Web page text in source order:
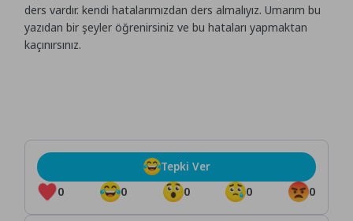
ders vardır. kendi hatalarımızdan ders almalıyız. Umarım bu
yazıdan bir şeyler öğrenirsiniz ve bu hataları yapmaktan
kaçınırsınız.
0 0 0 0 0
Tepki Ver